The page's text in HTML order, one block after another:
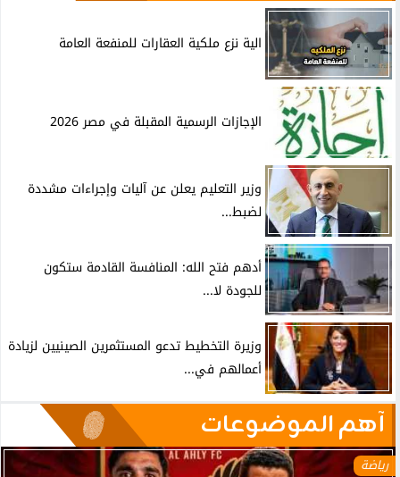
الية نزع ملكية العقارات للمنفعة العامة
الإجازات الرسمية المقبلة في مصر 2026
وزير التعليم يعلن عن آليات وإجراءات مشددة
لضبط...
أدهم فتح الله: المنافسة القادمة ستكون
للجودة لا...
وزيرة التخطيط تدعو المستثمرين الصينيين لزيادة
أعمالهم في...
آهم الموضوعات
رياضة